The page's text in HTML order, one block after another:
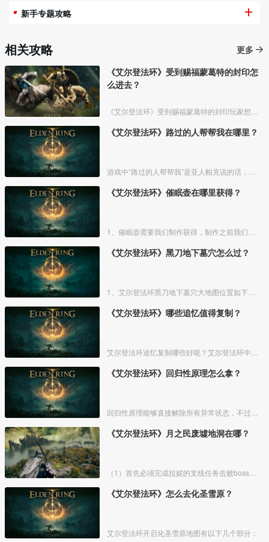
新手专题攻略
相关攻略
更多
《艾尔登法环》受到赐福蒙葛特的封印怎
么进去？
《艾尔登法环》路过的人帮帮我在哪里？
《艾尔登法环》催眠壶在哪里获得？
《艾尔登法环》黑刀地下墓穴怎么过？
《艾尔登法环》哪些追忆值得复制？
《艾尔登法环》回归性原理怎么拿？
《艾尔登法环》月之民废墟地洞在哪？
《艾尔登法环》怎么去化圣雪原？
艾尔登法环开启化圣雪原地图有以下几个部分：